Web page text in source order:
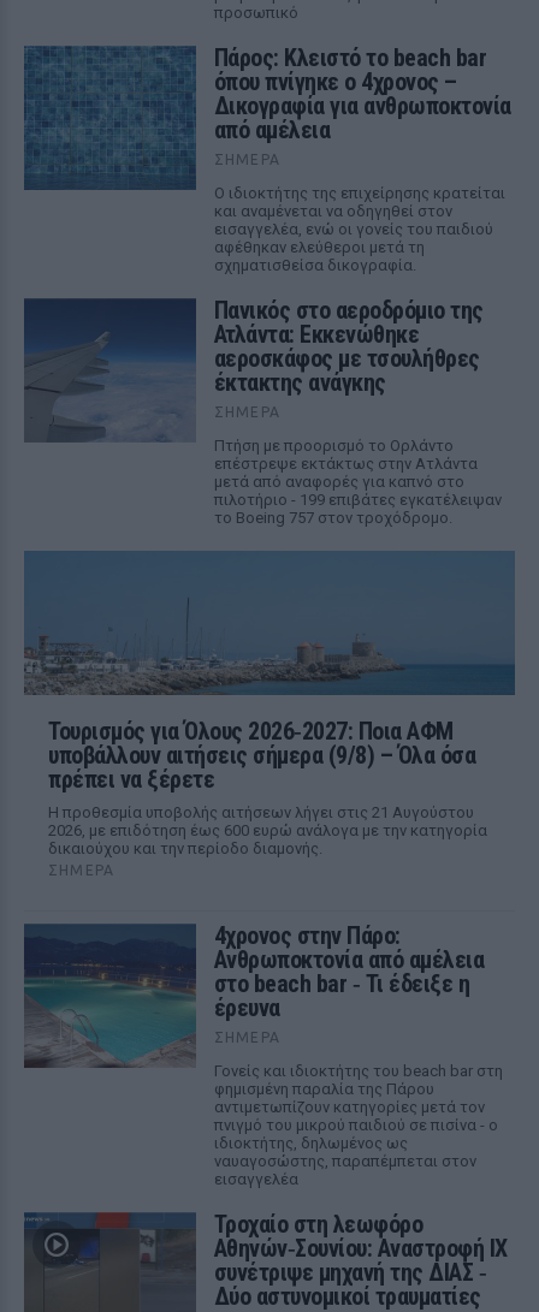
προσωπικό
Πάρος: Κλειστό το beach bar
όπου πνίγηκε ο 4χρονος –
Δικογραφία για ανθρωποκτονία
από αμέλεια
ΣΉΜΕΡΑ
Ο ιδιοκτήτης της επιχείρησης κρατείται
και αναμένεται να οδηγηθεί στον
εισαγγελέα, ενώ οι γονείς του παιδιού
αφέθηκαν ελεύθεροι μετά τη
σχηματισθείσα δικογραφία.
Πανικός στο αεροδρόμιο της
Ατλάντα: Εκκενώθηκε
αεροσκάφος με τσουλήθρες
έκτακτης ανάγκης
ΣΉΜΕΡΑ
Πτήση με προορισμό το Ορλάντο
επέστρεψε εκτάκτως στην Ατλάντα
μετά από αναφορές για καπνό στο
πιλοτήριο - 199 επιβάτες εγκατέλειψαν
το Boeing 757 στον τροχόδρομο.
Τουρισμός για Όλους 2026‑2027: Ποια ΑΦΜ
υποβάλλουν αιτήσεις σήμερα (9/8) – Όλα όσα
πρέπει να ξέρετε
Η προθεσμία υποβολής αιτήσεων λήγει στις 21 Αυγούστου
2026, με επιδότηση έως 600 ευρώ ανάλογα με την κατηγορία
δικαιούχου και την περίοδο διαμονής.
ΣΉΜΕΡΑ
4χρονος στην Πάρο:
Ανθρωποκτονία από αμέλεια
στο beach bar ‑ Τι έδειξε η
έρευνα
ΣΉΜΕΡΑ
Γονείς και ιδιοκτήτης του beach bar στη
φημισμένη παραλία της Πάρου
αντιμετωπίζουν κατηγορίες μετά τον
πνιγμό του μικρού παιδιού σε πισίνα - ο
ιδιοκτήτης, δηλωμένος ως
ναυαγοσώστης, παραπέμπεται στον
εισαγγελέα
Τροχαίο στη λεωφόρο
Αθηνών‑Σουνίου: Αναστροφή ΙΧ
συνέτριψε μηχανή της ΔΙΑΣ ‑
Δύο αστυνομικοί τραυματίες